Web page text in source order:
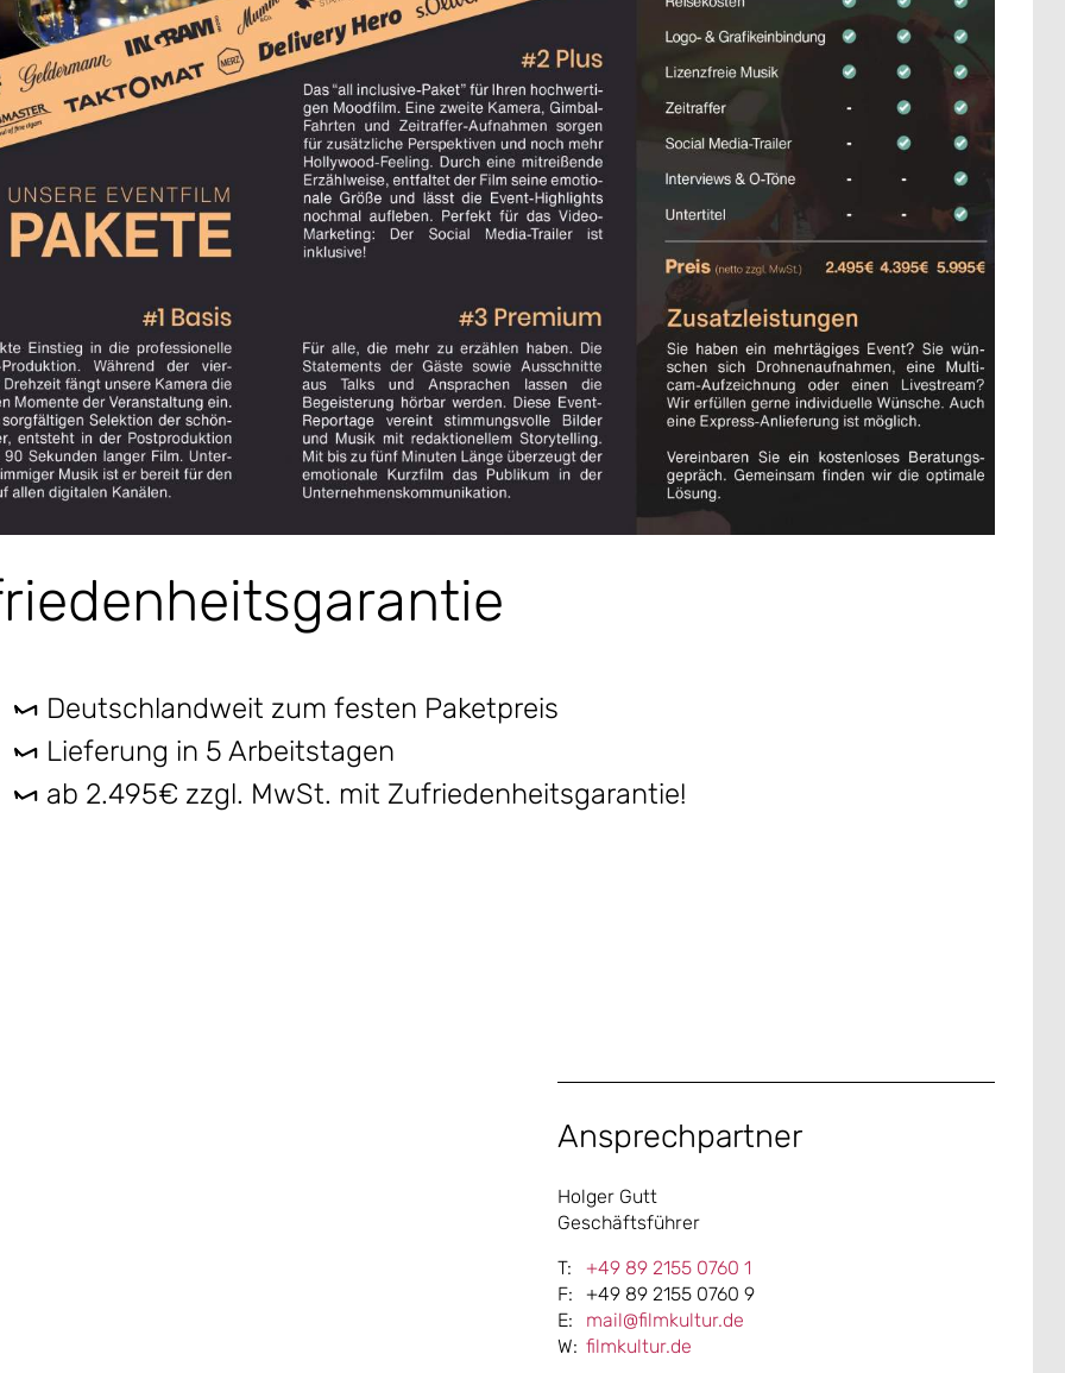
Deutschlandweit zum festen Paketpreis
Lieferung in 5 Arbeitstagen
ab 2.495€ zzgl. MwSt. mit Zufriedenheitsgarantie!
Ansprechpartner
Holger Gutt
Geschäftsführer
+49 89 2155 0760 1
+49 89 2155 0760 9
mail@filmkultur.de
filmkultur.de